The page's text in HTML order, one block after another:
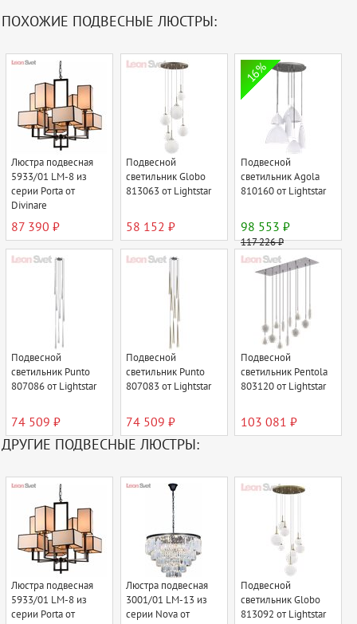
ПОХОЖИЕ ПОДВЕСНЫЕ ЛЮСТРЫ:
Люстра подвесная
5933/01 LM-8 из
серии Porta от
Divinare
87 390 ₽
Подвесной
светильник Globo
813063 от Lightstar
58 152 ₽
16%
Подвесной
светильник Agola
810160 от Lightstar
98 553 ₽
117 226 ₽
Подвесной
светильник Punto
807086 от Lightstar
74 509 ₽
Подвесной
светильник Punto
807083 от Lightstar
74 509 ₽
Подвесной
светильник Pentola
803120 от Lightstar
103 081 ₽
ДРУГИЕ ПОДВЕСНЫЕ ЛЮСТРЫ:
Люстра подвесная
5933/01 LM-8 из
серии Porta от
Люстра подвесная
3001/01 LM-13 из
серии Nova от
Подвесной
светильник Globo
813092 от Lightstar